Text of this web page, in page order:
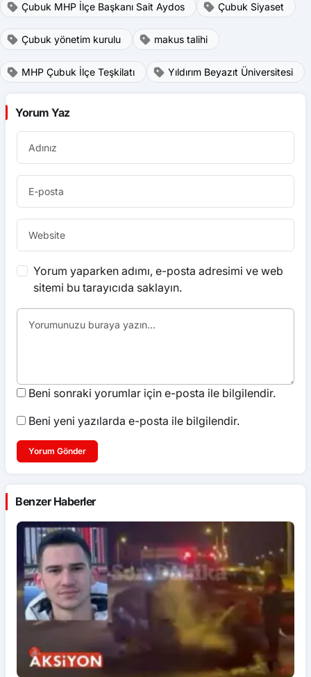
Çubuk MHP İlçe Başkanı Sait Aydos Çubuk Siyaset
Çubuk yönetim kurulu makus talihi
MHP Çubuk İlçe Teşkilatı Yıldırım Beyazıt Üniversitesi
Yorum Yaz
Yorum yaparken adımı, e-posta adresimi ve web
sitemi bu tarayıcıda saklayın.
Beni sonraki yorumlar için e-posta ile bilgilendir.
Beni yeni yazılarda e-posta ile bilgilendir.
Yorum Gönder
Benzer Haberler